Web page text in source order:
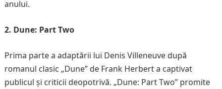
anului.
2. Dune: Part Two
Prima parte a adaptării lui Denis Villeneuve după
romanul clasic „Dune” de Frank Herbert a captivat
publicul și criticii deopotrivă. „Dune: Part Two” promite